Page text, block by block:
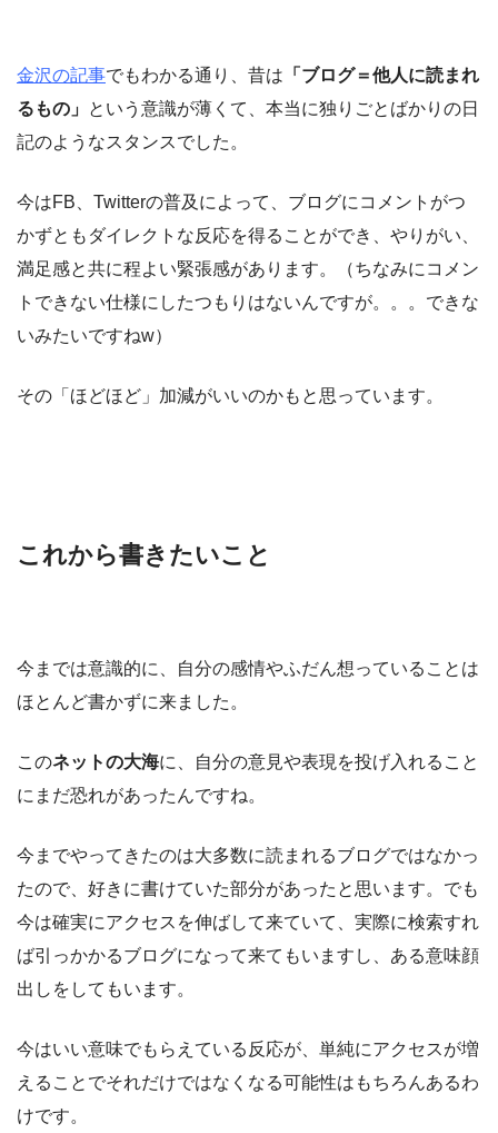
金沢の記事でもわかる通り、昔は 「ブログ＝他人に読まれ
るもの」 という意識が薄くて、本当に独りごとばかりの日
記のようなスタンスでした。
今はFB、Twitterの普及によって、ブログにコメントがつ
かずともダイレクトな反応を得ることができ、やりがい、
満足感と共に程よい緊張感があります。（ちなみにコメン
トできない仕様にしたつもりはないんですが。。。できな
いみたいですねw）
その「ほどほど」加減がいいのかもと思っています。
これから書きたいこと
今までは意識的に、自分の感情やふだん想っていることは
ほとんど書かずに来ました。
このネットの大海に、自分の意見や表現を投げ入れること
にまだ恐れがあったんですね。
今までやってきたのは大多数に読まれるブログではなかっ
たので、好きに書けていた部分があったと思います。でも
今は確実にアクセスを伸ばして来ていて、実際に検索すれ
ば引っかかるブログになって来てもいますし、ある意味顔
出しをしてもいます。
今はいい意味でもらえている反応が、単純にアクセスが増
えることでそれだけではなくなる可能性はもちろんあるわ
けです。